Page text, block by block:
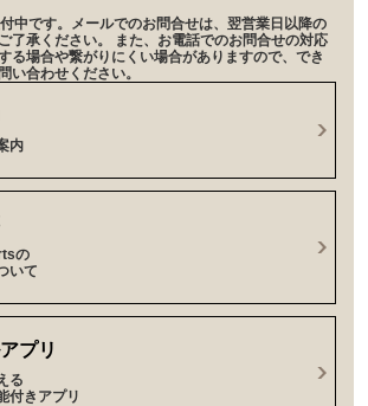
中です。メールでのお問合せは、翌営業日以降の
了承ください。 また、お電話でのお問合せの対応
る場合や繋がりにくい場合がありますので、でき
い合わせください。
内
の
いて
プリ
る
付きアプリ